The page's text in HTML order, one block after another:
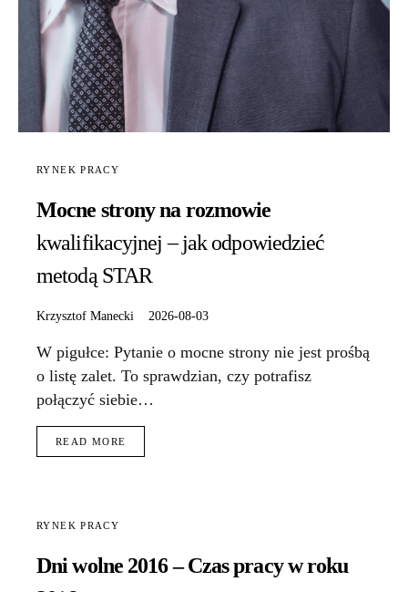
RYNEK PRACY
Mocne strony na rozmowie
kwalifikacyjnej – jak odpowiedzieć
metodą STAR
Krzysztof Manecki 2026-08-03
W pigułce: Pytanie o mocne strony nie jest prośbą
o listę zalet. To sprawdzian, czy potrafisz
połączyć siebie…
READ MORE
RYNEK PRACY
Dni wolne 2016 – Czas pracy w roku